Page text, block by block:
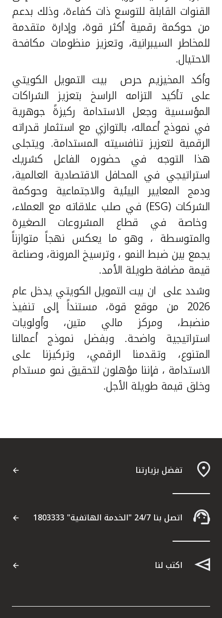
القنوات القابلة للتوسع ذات كفاءة، وذلك بدعم
من حوكمة رقمية أكثر قوة، وإدارة متقدمة
للمخاطر السيبرانية، وتعزيز منظومات مكافحة
الاحتيال.
وأكد المخيزيم حرص بيت التمويل الكويتي
على تأكيد التزامه الراسخ بتعزيز الشراكات
المؤسسية وجعل الاستدامة ركيزةً جوهرية
في نموذج أعماله، بالتوازي مع استثمار قدراته
الرقمية لتعزيز تنافسيته المستدامة. ويتجلى
هذا التوجه في حضوره الفاعل كشريك
استراتيجي في المحافل الاقتصادية العالمية،
ودمج المعايير البيئية والاجتماعية وحوكمة
الشركات (ESG) في صلب علاقاته مع العملاء،
وخاصة في قطاع المشروعات الصغيرة
والمتوسطة ، وهو ما يعكس نهجاً متوازناً
يجمع بين ضبط النمو ، وترسيخ المرونة، وصناعة
قيمة مضافة طويلة الأمد.
وشدد على ان بيت التمويل الكويتي يدخل عام
2026 من موقع قوة، مستنداً إلى تنفيذ
منضبط، ومركز مالي متين، وأولويات
استراتيجية واضحة. وبفضل نموذج أعمالنا
المتنوع، وتقدمنا الرقمي، وتركيزنا على
الاستدامة ، فإننا مؤهلون لتحقيق نمو مستدام
وخلق قيمة طويلة الأجل.
تفضل بزيارتنا
اتصل بنا 24/7 "الخدمة الهاتفية" 1803333
اكتب لنا